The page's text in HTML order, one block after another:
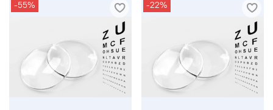
-55% -22%